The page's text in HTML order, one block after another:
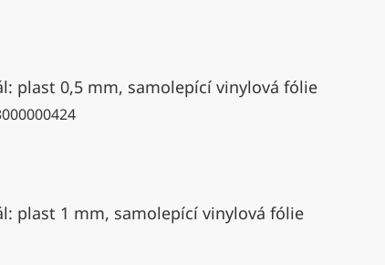
plast 0,5 mm, samolepící vinylová fólie
plast 1 mm, samolepící vinylová fólie